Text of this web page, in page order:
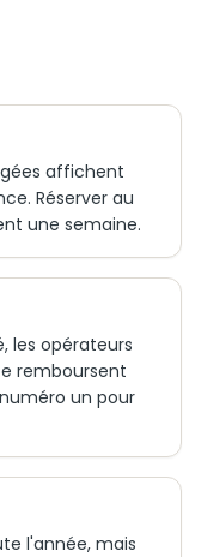
affichent
Réserver au
une semaine.
les opérateurs
remboursent
un pour
l'année, mais